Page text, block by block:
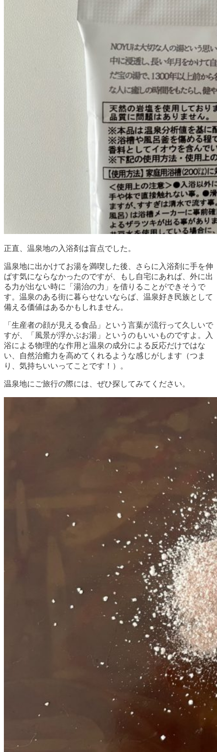
正直、温泉地の入浴剤は盲点でした。
温泉地に出かけてお湯を満喫した後、さらに入浴剤に手を伸
ばす気にならなかったのですが、もし自宅にあれば、外に出
る力が出ない時に「湯治の力」を借りることができそうで
す。温泉のある街に暮らせないならば、温泉好き民族として
備える価値はあるかもしれません。
「生産者の顔が見える食品」という言葉が流行って久しいで
すが、「風景が浮かぶお湯」というのもいいものですよ。入
浴による物理的な作用と温泉の成分による反応だけではな
い、自然治癒力を高めてくれるような感じがします（つま
り、気持ちいいってことです！）。
温泉地にご旅行の際には、ぜひ探してみてください。